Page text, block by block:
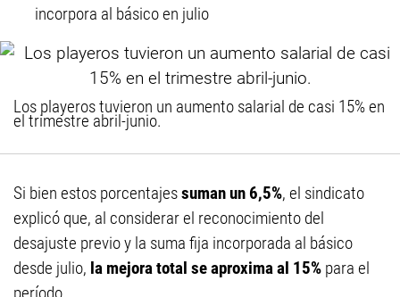
incorpora al básico en julio
Los playeros tuvieron un aumento salarial de casi 15% en
el trimestre abril-junio.
Si bien estos porcentajessuman un 6,5%, el sindicato
explicó que, al considerar el reconocimiento del
desajuste previo y la suma fija incorporada al básico
desde julio, la mejora total se aproxima al 15% para el